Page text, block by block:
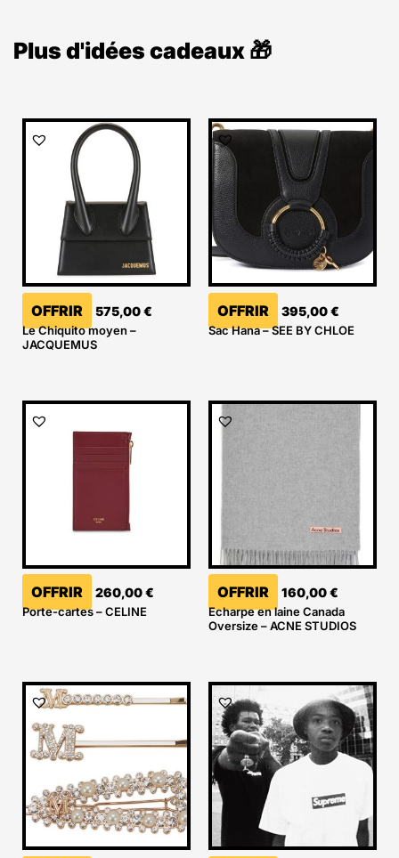
Plus d'idées cadeaux 🎁
OFFRIR 575,00€
Le Chiquito moyen –
JACQUEMUS
OFFRIR 395,00€
Sac Hana – SEE BY CHLOE
OFFRIR 260,00€
Porte-cartes – CELINE
OFFRIR 160,00€
Echarpe en laine Canada
Oversize – ACNE STUDIOS